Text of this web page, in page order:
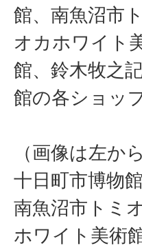
館、南魚沼市
オカホワイト
館、鈴木牧之
館の各ショッ
（画像は左か
十日町市博物
南魚沼市トミ
ホワイト美術